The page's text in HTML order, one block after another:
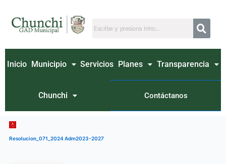
contenido
Inicio Municipio Servicios Planes Transparencia
Chunchi Contáctanos
Resolucion_071_2024 Adm2023-2027